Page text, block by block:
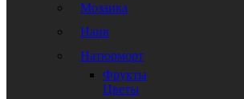
Мозаика
Наив
Натюрморт
Фрукты
Цветы